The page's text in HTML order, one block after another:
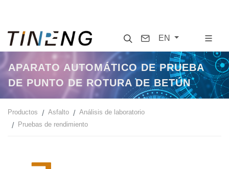
SearchContact
EN
APARATO AUTOMÁTICO DE PRUEBA
DE PUNTO DE ROTURA DE BETÚN
Productos Asfalto
Análisis de laboratorio
Pruebas de rendimiento